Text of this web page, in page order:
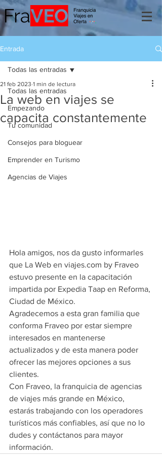
Entrada
Todas las entradas
Empezando
Tu comunidad
Consejos para bloguear
Emprender en Turismo
Agencias de Viajes
Todas las entradas
La web en viajes se
capacita constantemente
21 feb 2023 1 min de lectura
Hola amigos, nos da gusto informarles
que La Web en viajes.com by Fraveo
estuvo presente en la capacitación
impartida por Expedia Taap en Reforma,
Ciudad de México.
Agradecemos a esta gran familia que
conforma Fraveo por estar siempre
interesados en mantenerse
actualizados y de esta manera poder
ofrecer las mejores opciones a sus
clientes.
Con Fraveo, la franquicia de agencias
de viajes más grande en México,
estarás trabajando con los operadores
turísticos más confiables, así que no lo
dudes y contáctanos para mayor
información.